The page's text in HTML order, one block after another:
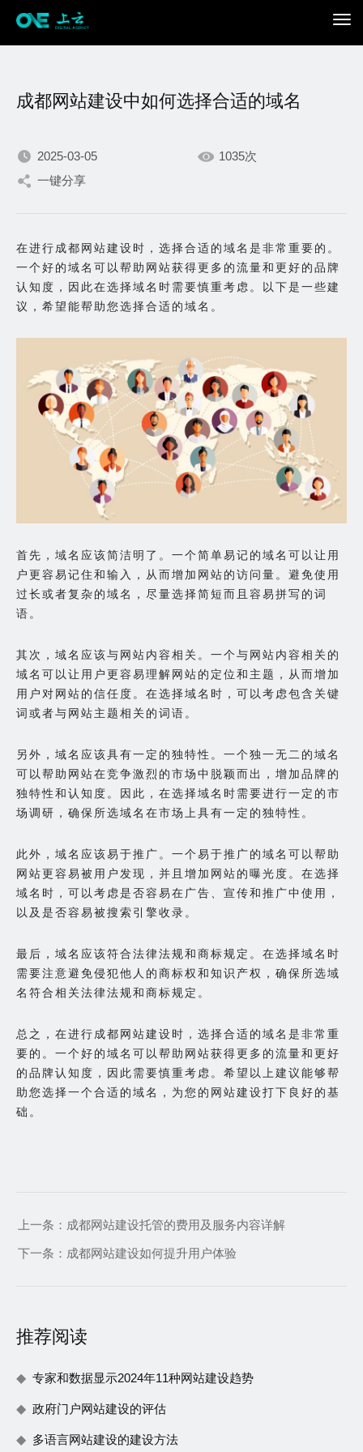
只为在数字世界打造更加
出色的你。
成都网站建设中如何选择合适的域名
2025-03-05
1035次
一键分享
在进行成都网站建设时，选择合适的域名是非常重要的。
一个好的域名可以帮助网站获得更多的流量和更好的品牌
认知度，因此在选择域名时需要慎重考虑。以下是一些建
议，希望能帮助您选择合适的域名。
首先，域名应该简洁明了。一个简单易记的域名可以让用
户更容易记住和输入，从而增加网站的访问量。避免使用
过长或者复杂的域名，尽量选择简短而且容易拼写的词
语。
其次，域名应该与网站内容相关。一个与网站内容相关的
域名可以让用户更容易理解网站的定位和主题，从而增加
用户对网站的信任度。在选择域名时，可以考虑包含关键
词或者与网站主题相关的词语。
另外，域名应该具有一定的独特性。一个独一无二的域名
可以帮助网站在竞争激烈的市场中脱颖而出，增加品牌的
独特性和认知度。因此，在选择域名时需要进行一定的市
场调研，确保所选域名在市场上具有一定的独特性。
此外，域名应该易于推广。一个易于推广的域名可以帮助
网站更容易被用户发现，并且增加网站的曝光度。在选择
域名时，可以考虑是否容易在广告、宣传和推广中使用，
以及是否容易被搜索引擎收录。
最后，域名应该符合法律法规和商标规定。在选择域名时
需要注意避免侵犯他人的商标权和知识产权，确保所选域
名符合相关法律法规和商标规定。
总之，在进行成都网站建设时，选择合适的域名是非常重
要的。一个好的域名可以帮助网站获得更多的流量和更好
的品牌认知度，因此需要慎重考虑。希望以上建议能够帮
助您选择一个合适的域名，为您的网站建设打下良好的基
础。
上一条： 成都网站建设托管的费用及服务内容详解
下一条： 成都网站建设如何提升用户体验
推荐阅读
专家和数据显示2024年11种网站建设趋势
政府门户网站建设的评估
多语言网站建设的建设方法